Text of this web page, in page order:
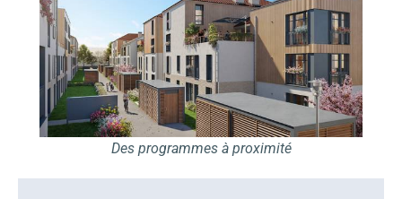
Des programmes à proximité